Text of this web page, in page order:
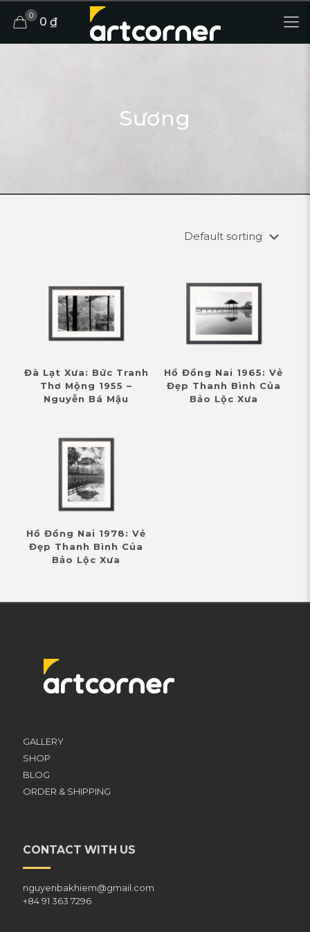
0 0 ₫
Sương
Đà Lạt Xưa: Bức Tranh
Thơ Mộng 1955 –
Nguyễn Bá Mậu
Hồ Đồng Nai 1965: Vẻ
Đẹp Thanh Bình Của
Bảo Lộc Xưa
Hồ Đồng Nai 1978: Vẻ
Đẹp Thanh Bình Của
Bảo Lộc Xưa
GALLERY
SHOP
BLOG
ORDER & SHIPPING
CONTACT WITH US
nguyenbakhiem@gmail.com
+84 91 363 7296